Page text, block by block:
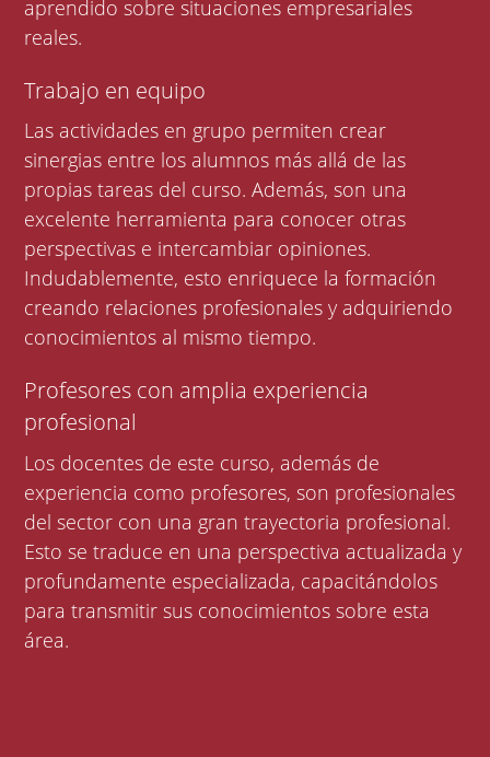
aprendido sobre situaciones empresariales
reales.
Trabajo en equipo
Las actividades en grupo permiten crear
sinergias entre los alumnos más allá de las
propias tareas del curso. Además, son una
excelente herramienta para conocer otras
perspectivas e intercambiar opiniones.
Indudablemente, esto enriquece la formación
creando relaciones profesionales y adquiriendo
conocimientos al mismo tiempo.
Profesores con amplia experiencia
profesional
Los docentes de este curso, además de
experiencia como profesores, son profesionales
del sector con una gran trayectoria profesional.
Esto se traduce en una perspectiva actualizada y
profundamente especializada, capacitándolos
para transmitir sus conocimientos sobre esta
área.